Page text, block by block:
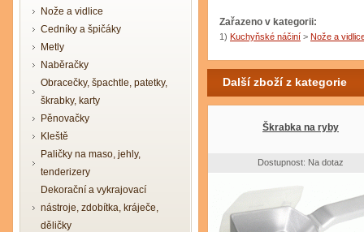
Nože a vidlice
Cedníky a špičáky
Metly
Naběračky
Obracečky, špachtle, patetky,
škrabky, karty
Pěnovačky
Kleště
Paličky na maso, jehly,
tenderizery
Dekorační a vykrajovací
nástroje, zdobítka, kráječe,
děličky
Zařazeno v kategorii:
1) Kuchyňské náčiní > Nože a
Další zboží z kategorie
Škrabka na ryby
Dostupnost: Na dotaz